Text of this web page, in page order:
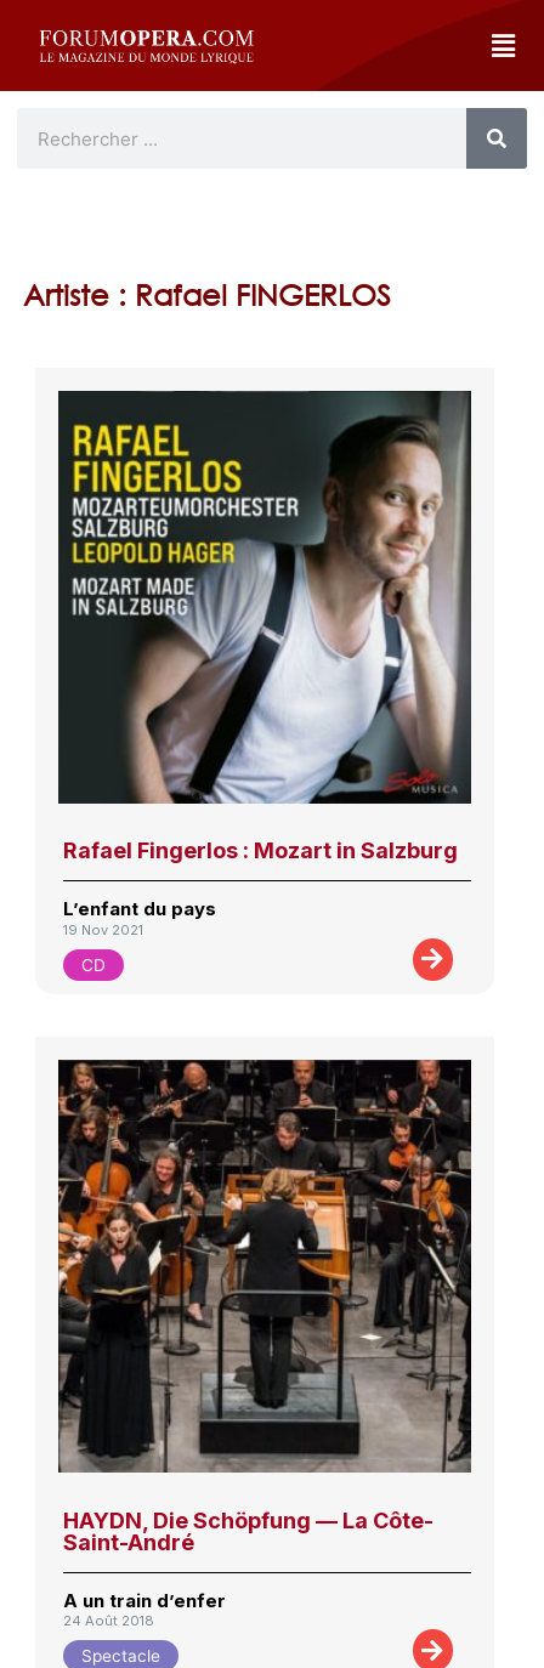
Artiste : Rafael FINGERLOS
Rafael Fingerlos : Mozart in Salzburg
L’enfant du pays
19 Nov 2021
CD
HAYDN, Die Schöpfung — La Côte-
Saint-André
A un train d’enfer
24 Août 2018
Spectacle